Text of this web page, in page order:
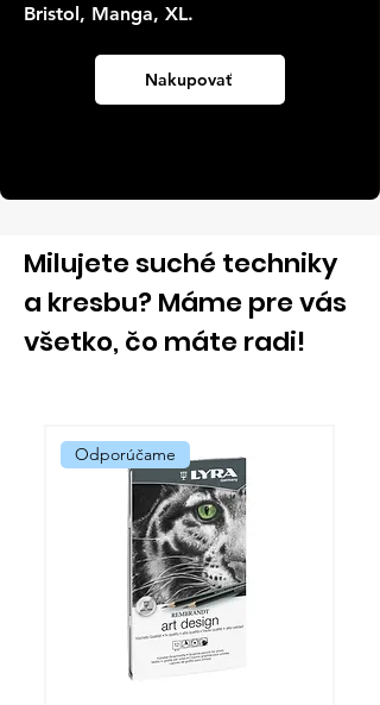
Bristol, Manga, XL.
Nakupovať
Milujete suché techniky
a kresbu? Máme pre vás
všetko, čo máte radi!
Odporúčame